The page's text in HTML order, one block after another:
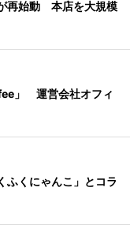
再始動 本店を大規模
」 運営会社オフィ
ふくにゃんこ」とコラ